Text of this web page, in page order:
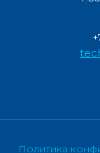
Политика